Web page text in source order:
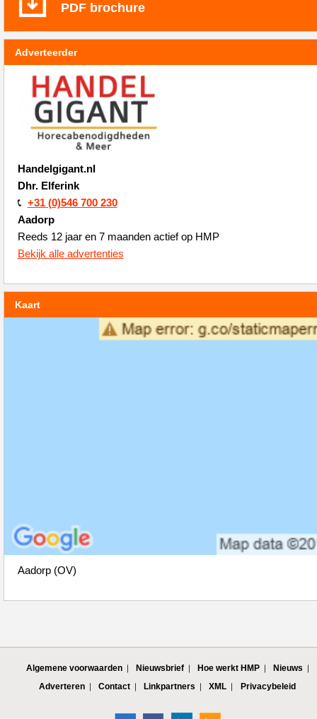
PDF brochure
Adverteerder
Handelgigant.nl
Dhr. Elferink
+31 (0)546 700 230
Aadorp
Reeds 12 jaar en 7 maanden actief op HMP
Bekijk alle advertenties
Kaart
Aadorp (OV)
Algemene voorwaarden Nieuwsbrief Hoe werkt HMP
Nieuws
Adverteren
Contact Linkpartners XML Privacybeleid